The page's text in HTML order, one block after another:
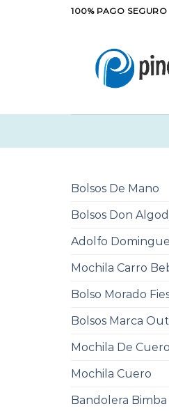
100% PAGO SEGURO
Bolsos De Mano
Bolsos Don
Adolfo
Mochila Carro
Bolso Morado
Bolsos Marca
Mochila De Cuero
Mochila Cuero
Bandolera Bimba